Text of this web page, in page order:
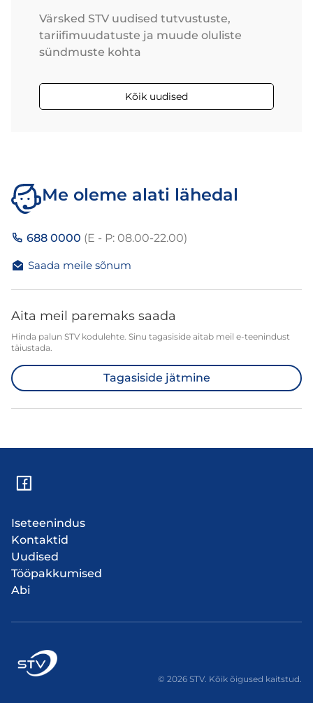
Värsked STV uudised tutvustuste,
tariifimuudatuste ja muude oluliste
sündmuste kohta
Kõik uudised
Me oleme alati lähedal
688 0000 (E - P: 08.00-22.00)
Saada meile sõnum
Aita meil paremaks saada
Hinda palun STV kodulehte. Sinu tagasiside aitab meil e-teenindust
täiustada.
Tagasiside jätmine
Iseteenindus
Kontaktid
Uudised
Tööpakkumised
Abi
© 2026 STV. Kõik õigused kaitstud.